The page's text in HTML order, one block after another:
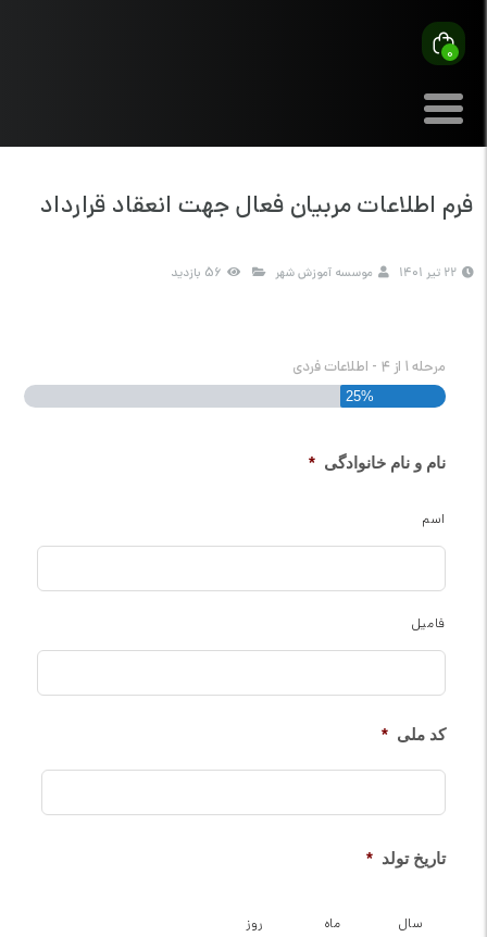
0
فرم اطلاعات مربیان فعال جهت انعقاد قرارداد
22 تیر 1401 موسسه آموزش شهر 56 بازدید
مرحله1 از 4 - اطلاعات فردی
25%
نام و نام خانوادگی *
اسم
فامیل
کد ملی *
تاریخ تولد *
سال ماه روز